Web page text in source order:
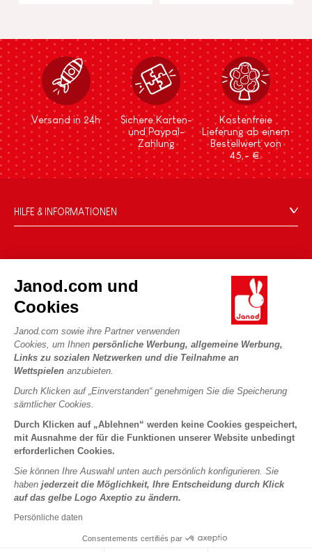
Janod.com und
Cookies
Janod.com sowie ihre Partner verwenden
Cookies, um Ihnen persönliche Werbung, allgemeine Werbung,
Links zu sozialen Netzwerken und die Teilnahme an
Wettspielen anzubieten.
Durch Klicken auf „Einverstanden“ genehmigen Sie die Speicherung
sämtlicher Cookies.
Durch Klicken auf „Ablehnen“ werden keine Cookies gespeichert,
mit Ausnahme der für die Funktionen unserer Website unbedingt
erforderlichen Cookies.
Sie können Ihre Auswahl unten auch persönlich konfigurieren. Sie
haben jederzeit die Möglichkeit, Ihre Entscheidung durch Klick
auf das gelbe Logo Axeptio zu ändern.
Persönliche daten
Consentements certifiés par
Versand in 24h
Sichere Karten-
und Paypal-
Zahlung
Kostenfreie
Lieferung ab einem
Bestellwert von
45,- €.
HILFE & INFORMATIONEN
FAQ
Kontakt
Händler
Persönliche daten
Cookies
Nutzungsbedingungen #YesJanod
DIE WELT VON JANOD
Die Geschichte
Unsere Expertise
CSR-Verpflichtungen
Was ist FSC®?
UNSERE LEISTUNGEN
Sicheres Bezahlen
Lieferbedingungen
Spielregeln und Anleitungen
Lose Stücke
Kinderaktivitäten zum Download
PROFESSIONAL
Pressekontakte